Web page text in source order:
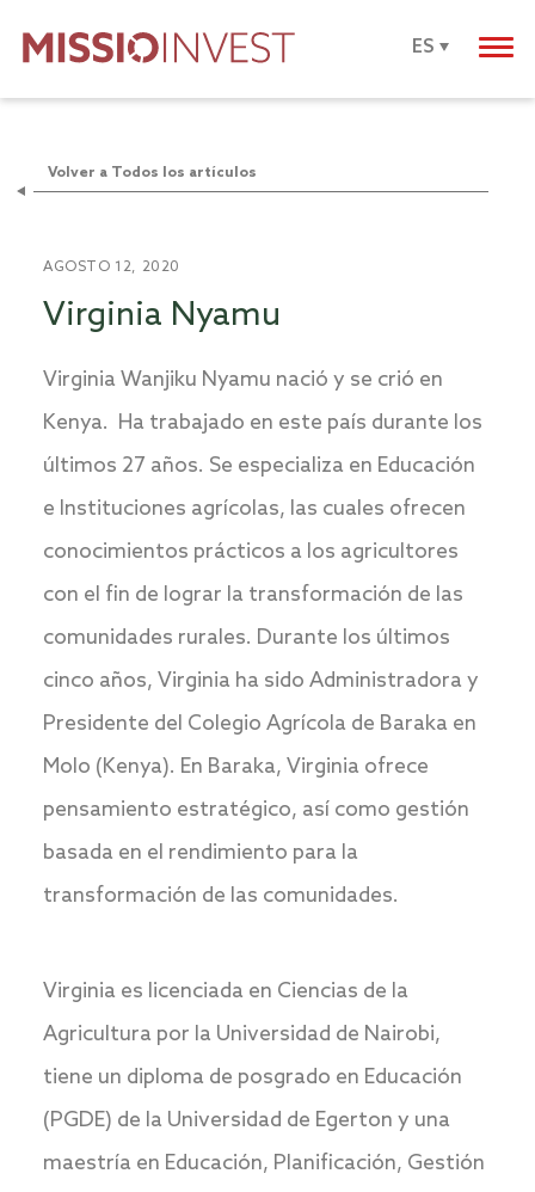
ES
Volver a Todos los artículos
AGOSTO 12, 2020
Virginia Nyamu
Virginia Wanjiku Nyamu nació y se crió en
Kenya. Ha trabajado en este país durante los
últimos 27 años. Se especializa en Educación
e Instituciones agrícolas, las cuales ofrecen
conocimientos prácticos a los agricultores
con el fin de lograr la transformación de las
comunidades rurales. Durante los últimos
cinco años, Virginia ha sido Administradora y
Presidente del Colegio Agrícola de Baraka en
Molo (Kenya). En Baraka, Virginia ofrece
pensamiento estratégico, así como gestión
basada en el rendimiento para la
transformación de las comunidades.
Virginia es licenciada en Ciencias de la
Agricultura por la Universidad de Nairobi,
tiene un diploma de posgrado en Educación
(PGDE) de la Universidad de Egerton y una
maestría en Educación, Planificación, Gestión